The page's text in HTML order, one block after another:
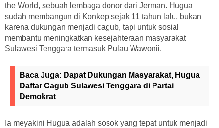
the World, sebuah lembaga donor dari Jerman. Hugua
sudah membangun di Konkep sejak 11 tahun lalu, bukan
karena dukungan menjadi cagub, tapi untuk sosial
membantu meningkatkan kesejahteraan masyarakat
Sulawesi Tenggara termasuk Pulau Wawonii.
Baca Juga: Dapat Dukungan Masyarakat, Hugua
Daftar Cagub Sulawesi Tenggara di Partai
Demokrat
Ia meyakini Hugua adalah sosok yang tepat untuk menjadi